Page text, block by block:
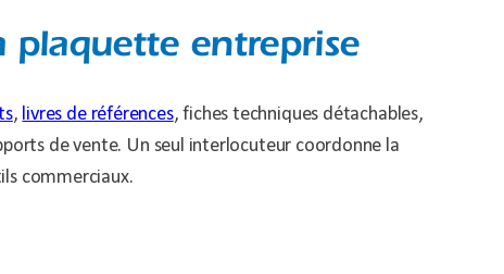
plaquette entreprise
, livres de références, fiches techniques détachables,
de vente. Un seul interlocuteur coordonne la
commerciaux.